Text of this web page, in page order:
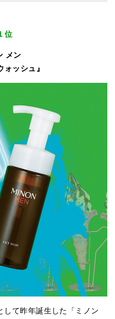
位
メン
ォッシュ』
して昨年誕生した「ミノン